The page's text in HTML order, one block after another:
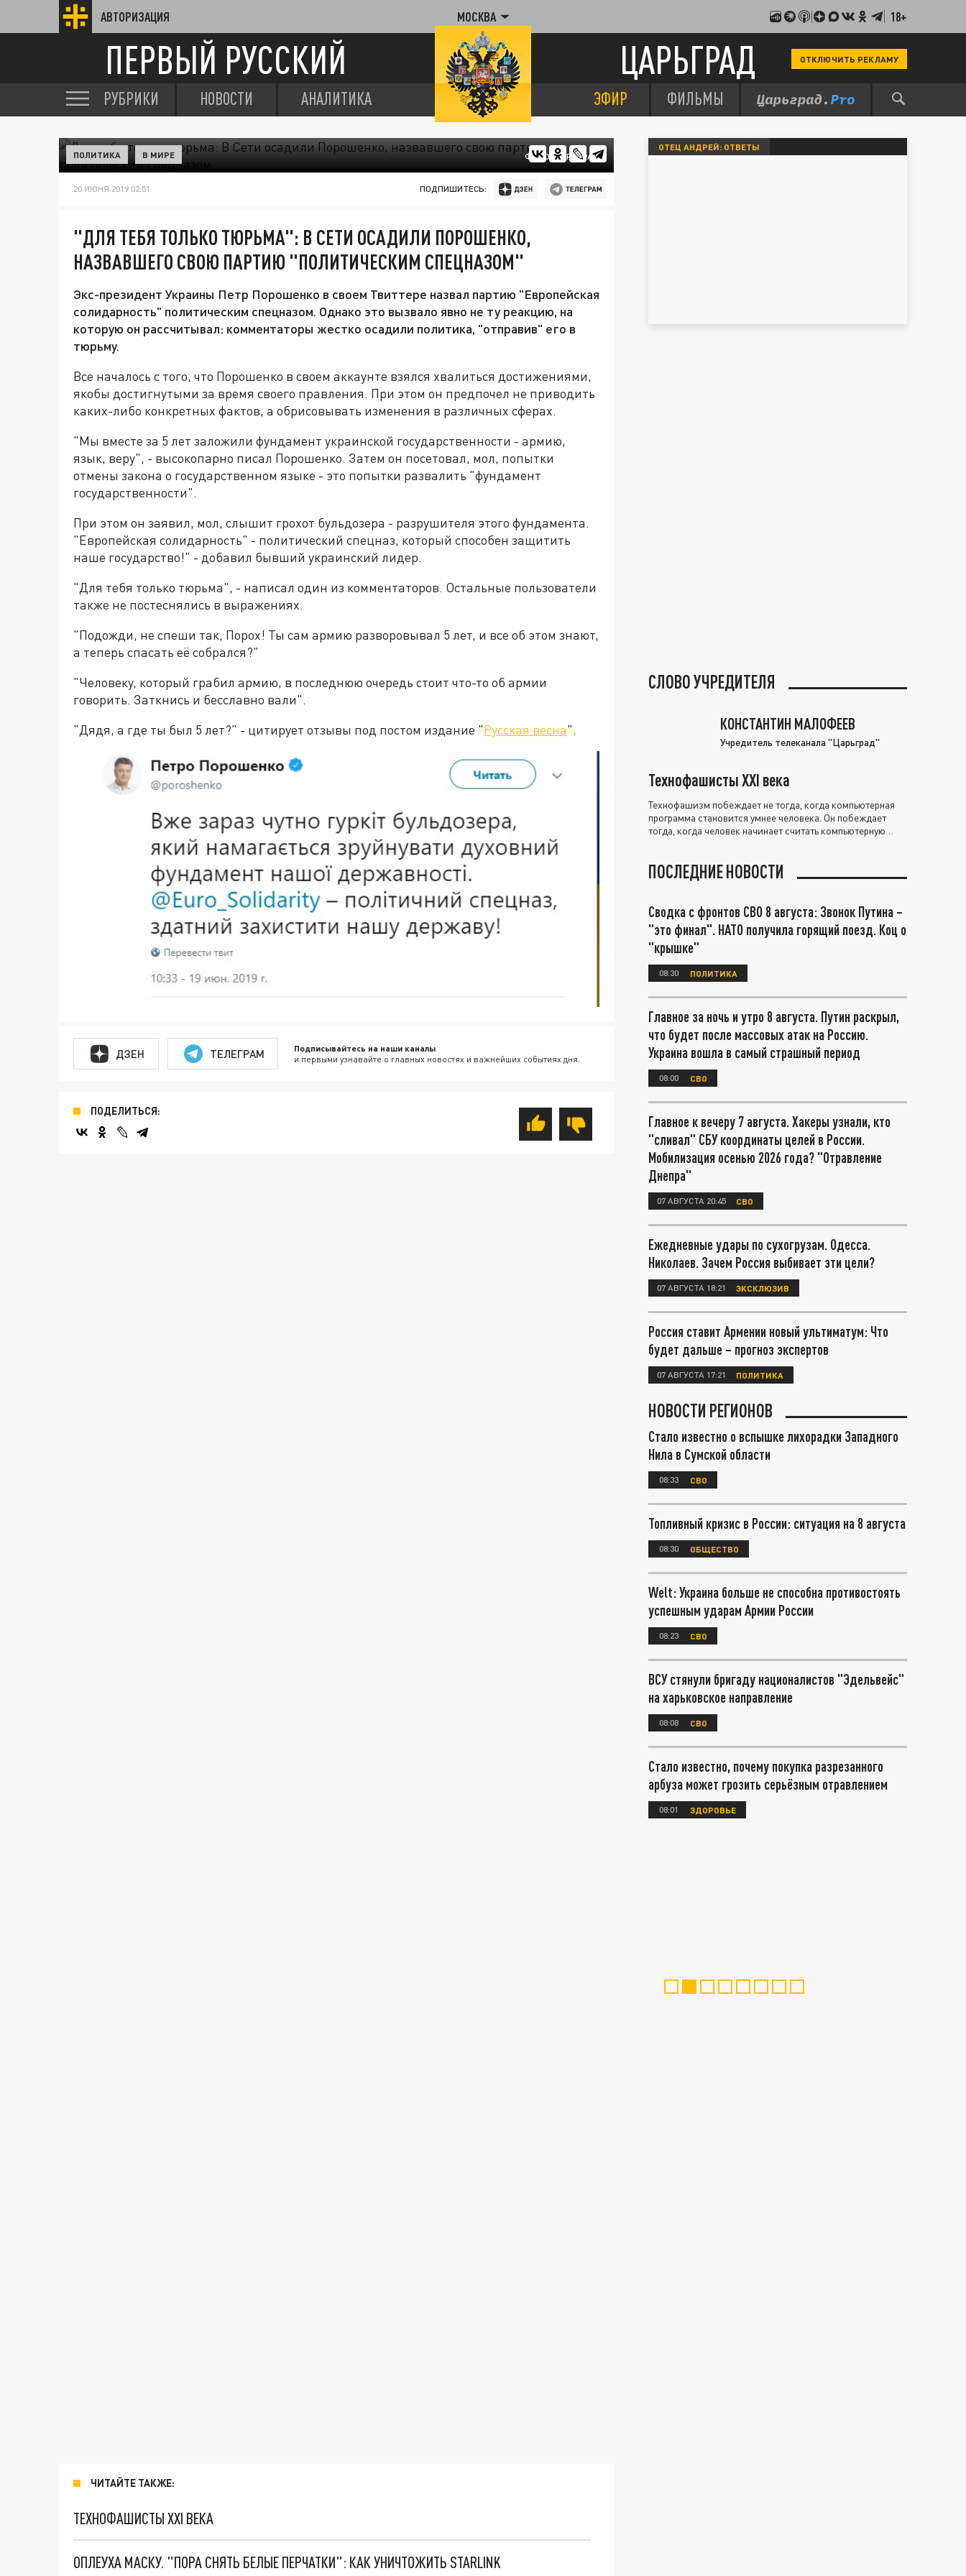
АВТОРИЗАЦИЯ МОСКВА 18+
ПЕРВЫЙ РУССКИЙ ЦАРЬГРАД ОТКЛЮЧИТЬ РЕКЛАМУ
РУБРИКИ НОВОСТИ АНАЛИТИКА ЭФИР ФИЛЬМЫ
ФОТО: ЦАРЬГРАД
ПОЛИТИКА В МИРЕ
20 ИЮНЯ 2019 02:51 ПОДПИШИТЕСЬ:
"ДЛЯ ТЕБЯ ТОЛЬКО ТЮРЬМА": В СЕТИ ОСАДИЛИ ПОРОШЕНКО,
НАЗВАВШЕГО СВОЮ ПАРТИЮ "ПОЛИТИЧЕСКИМ СПЕЦНАЗОМ"
Экс-президент Украины Петр Порошенко в своем Твиттере назвал партию "Европейская
солидарность" политическим спецназом. Однако это вызвало явно не ту реакцию, на
которую он рассчитывал: комментаторы жестко осадили политика, "отправив" его в
тюрьму.
Все началось с того, что Порошенко в своем аккаунте взялся хвалиться достижениями,
якобы достигнутыми за время своего правления. При этом он предпочел не приводить
каких-либо конкретных фактов, а обрисовывать изменения в различных сферах.
"Мы вместе за 5 лет заложили фундамент украинской государственности - армию,
язык, веру", - высокопарно писал Порошенко. Затем он посетовал, мол, попытки
отмены закона о государственном языке - это попытки развалить "фундамент
государственности".
При этом он заявил, мол, слышит грохот бульдозера - разрушителя этого фундамента.
"Европейская солидарность" - политический спецназ, который способен защитить
наше государство!" - добавил бывший украинский лидер.
"Для тебя только тюрьма", - написал один из комментаторов. Остальные пользователи
также не постеснялись в выражениях.
"Подожди, не спеши так, Порох! Ты сам армию разворовывал 5 лет, и все об этом знают,
а теперь спасать её собрался?"
"Человеку, который грабил армию, в последнюю очередь стоит что-то об армии
говорить. Заткнись и бесславно вали".
"Дядя, а где ты был 5 лет?" - цитирует отзывы под постом издание "Русская весна".
ДЗЕН ТЕЛЕГРАМ Подписывайтесь на наши каналы
и первыми узнавайте о главных новостях и важнейших событиях дня.
ПОДЕЛИТЬСЯ:
ЧИТАЙТЕ ТАКЖЕ:
ТЕХНОФАШИСТЫ XXI ВЕКА
ОПЛЕУХА МАСКУ. "ПОРА СНЯТЬ БЕЛЫЕ ПЕРЧАТКИ": КАК УНИЧТОЖИТЬ STARLINK
ОТЕЦ АНДРЕЙ: ОТВЕТЫ
СЛОВО УЧРЕДИТЕЛЯ
КОНСТАНТИН МАЛОФЕЕВ
Учредитель телеканала "Царьград"
Технофашисты XXI века
Технофашизм побеждает не тогда, когда компьютерная
программа становится умнее человека. Он побеждает
тогда, когда человек начинает считать компьютерную
ПОСЛЕДНИЕ НОВОСТИ
Сводка с фронтов СВО 8 августа: Звонок Путина –
"это финал". НАТО получила горящий поезд. Коц о
"крышке"
08:30 ПОЛИТИКА
Главное за ночь и утро 8 августа. Путин раскрыл,
что будет после массовых атак на Россию.
Украина вошла в самый страшный период
08:00 СВО
Главное к вечеру 7 августа. Хакеры узнали, кто
"сливал" СБУ координаты целей в России.
Мобилизация осенью 2026 года? "Отравление
Днепра"
07 АВГУСТА 20:45 СВО
Ежедневные удары по сухогрузам. Одесса.
Николаев. Зачем Россия выбивает эти цели?
07 АВГУСТА 18:21 ЭКСКЛЮЗИВ
Россия ставит Армении новый ультиматум: Что
будет дальше – прогноз экспертов
07 АВГУСТА 17:21 ПОЛИТИКА
НОВОСТИ РЕГИОНОВ
Стало известно о вспышке лихорадки Западного
Нила в Сумской области
08:33 СВО
Топливный кризис в России: ситуация на 8 августа
08:30 ОБЩЕСТВО
Welt: Украина больше не способна противостоять
успешным ударам Армии России
08:23 СВО
ВСУ стянули бригаду националистов "Эдельвейс"
на харьковское направление
08:08 СВО
Стало известно, почему покупка разрезанного
арбуза может грозить серьёзным отравлением
08:01 ЗДОРОВЬЕ